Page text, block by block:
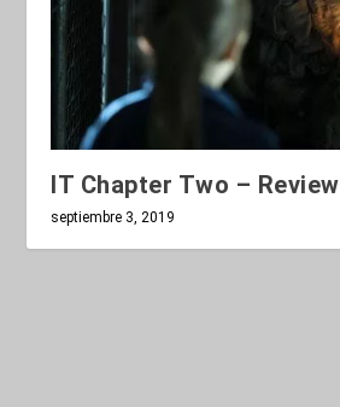
IT Chapter Two – Review
septiembre 3, 2019